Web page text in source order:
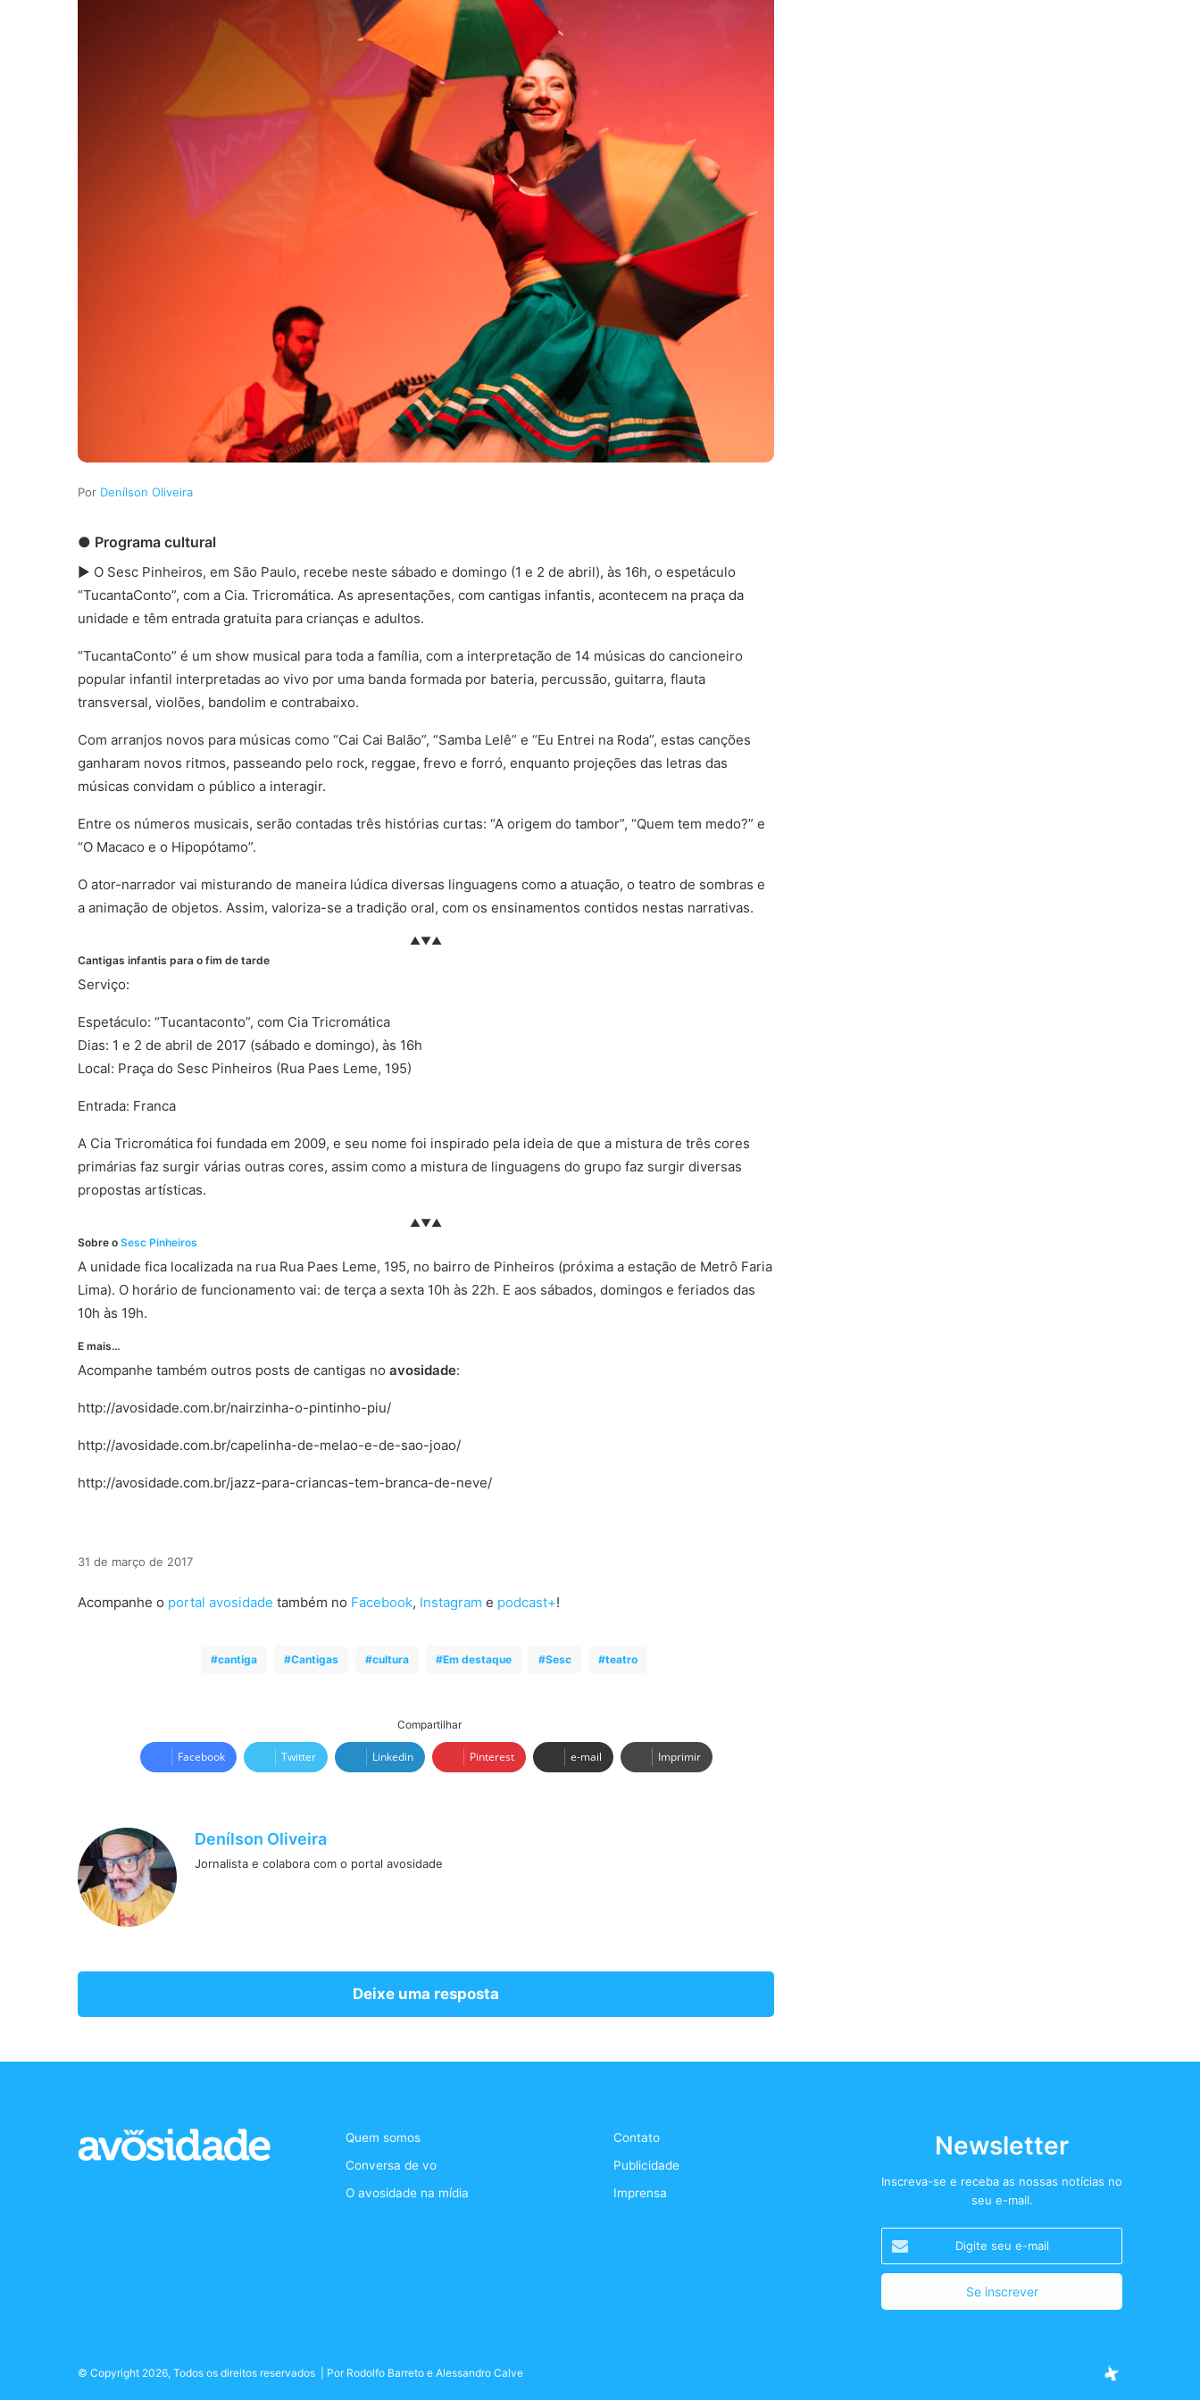
Denílson Oliveira
● Programa cultural
► O Sesc Pinheiros, em São Paulo, recebe neste sábado e domingo (1 e 2 de abril), às 16h, o espetáculo
“TucantaConto”, com a Cia. Tricromática. As apresentações, com cantigas infantis, acontecem na praça da
unidade e têm entrada gratuita para crianças e adultos.
“TucantaConto” é um show musical para toda a família, com a interpretação de 14 músicas do cancioneiro
popular infantil interpretadas ao vivo por uma banda formada por bateria, percussão, guitarra, flauta
transversal, violões, bandolim e contrabaixo.
Com arranjos novos para músicas como “Cai Cai Balão”, “Samba Lelê” e “Eu Entrei na Roda”, estas canções
ganharam novos ritmos, passeando pelo rock, reggae, frevo e forró, enquanto projeções das letras das
músicas convidam o público a interagir.
Entre os números musicais, serão contadas três histórias curtas: “A origem do tambor”, “Quem tem medo?” e
“O Macaco e o Hipopótamo”.
O ator-narrador vai misturando de maneira lúdica diversas linguagens como a atuação, o teatro de sombras e
a animação de objetos. Assim, valoriza-se a tradição oral, com os ensinamentos contidos nestas narrativas.
▲▼▲
Cantigas infantis para o fim de tarde
Serviço:
Espetáculo: “Tucantaconto”, com Cia Tricromática
Dias: 1 e 2 de abril de 2017 (sábado e domingo), às 16h
Local: Praça do Sesc Pinheiros (Rua Paes Leme, 195)
Entrada: Franca
A Cia Tricromática foi fundada em 2009, e seu nome foi inspirado pela ideia de que a mistura de três cores
primárias faz surgir várias outras cores, assim como a mistura de linguagens do grupo faz surgir diversas
propostas artísticas.
▲▼▲
Sobre o Sesc Pinheiros
A unidade fica localizada na rua Rua Paes Leme, 195, no bairro de Pinheiros (próxima a estação de Metrô Faria
Lima). O horário de funcionamento vai: de terça a sexta 10h às 22h. E aos sábados, domingos e feriados das
10h às 19h.
E mais…
Acompanhe também outros posts de cantigas no avosidade:
http://avosidade.com.br/nairzinha-o-pintinho-piu/
http://avosidade.com.br/capelinha-de-melao-e-de-sao-joao/
http://avosidade.com.br/jazz-para-criancas-tem-branca-de-neve/
31 de março de 2017
Acompanhe o portal avosidade também no Facebook, Instagram e podcast+!
cantiga Cantigas cultura Em destaque Sesc teatro
Compartilhar
Facebook Twitter Linkedin Pinterest e-mail Imprimir
Denílson Oliveira
Jornalista e colabora com o portal avosidade
Deixe uma resposta
Quem somos
Conversa de vo
O avosidade na mídia
Contato
Publicidade
Imprensa
Newsletter
Inscreva-se e receba as nossas notícias no
seu e-mail.
seu
e-
© Copyright 2026, Todos os direitos reservados | Por Rodolfo Barreto e Alessandro Calve Facebook
TwitterInstagram